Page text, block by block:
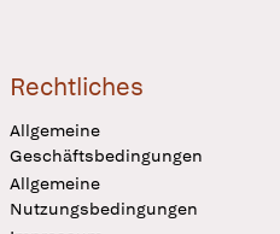
Rechtliches
Allgemeine
Geschäftsbedingungen
Allgemeine
Nutzungsbedingungen